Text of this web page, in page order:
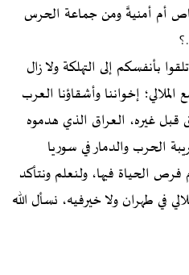
أم أمنيةً ومن جماعة الحرس
بأنفسكم إلى التهلكة ولا زال
إخواننا وأشقاؤنا العرب
قبل غيره، العراق الذي هدموه
الحرب والدمار في سوريا
الحياة فيها، ولنعلم ونتأكد
في طهران ولا خيرفيه، نسأل الله